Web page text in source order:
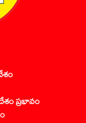
ప్రభావం